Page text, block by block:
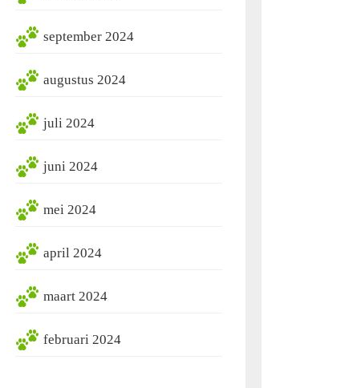
september 2024
augustus 2024
juli 2024
juni 2024
mei 2024
april 2024
maart 2024
februari 2024